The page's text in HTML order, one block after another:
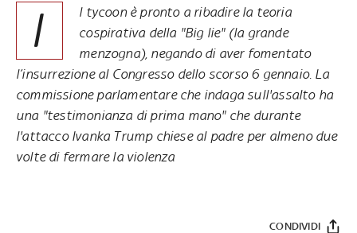
I
l tycoon è pronto a ribadire la teoria
cospirativa della "Big lie" (la grande
menzogna), negando di aver fomentato
l’insurrezione al Congresso dello scorso 6 gennaio. La
commissione parlamentare che indaga sull'assalto ha
una "testimonianza di prima mano" che durante
l'attacco Ivanka Trump chiese al padre per almeno due
volte di fermare la violenza
CONDIVIDI